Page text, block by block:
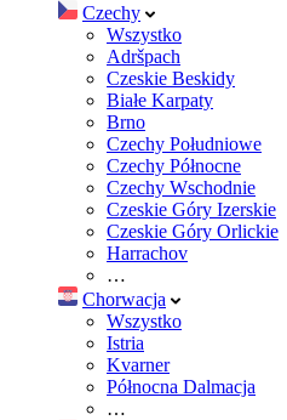
Czechy
Wszystko
Adršpach
Czeskie Beskidy
Białe Karpaty
Brno
Czechy Południowe
Czechy Północne
Czechy Wschodnie
Czeskie Góry Izerskie
Czeskie Góry Orlickie
Harrachov
…
Chorwacja
Wszystko
Istria
Kvarner
Północna Dalmacja
…